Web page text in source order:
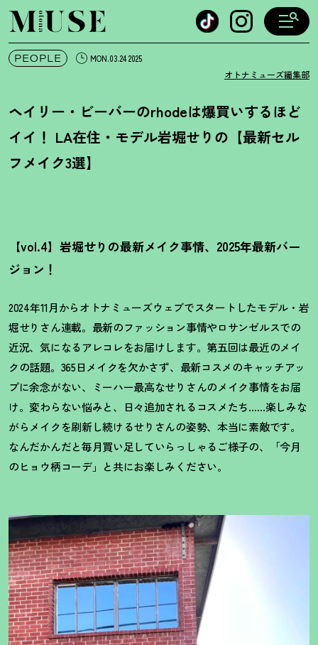
オトナミューズ ウェブ
PEOPLE MON.03.24 2025
オトナミューズ編集部
ヘイリー・ビーバーのrhodeは爆買いするほど
イイ ！ LA在住・モデル岩堀せりの【最新セル
フメイク3選】
【vol.4】岩堀せりの最新メイク事情、2025年最新バー
ジョン ！
2024年11月からオトナミューズウェブでスタートしたモデル・岩
堀せりさん連載。最新のファッション事情やロサンゼルスでの
近況、気になるアレコレをお届けします。第五回は最近のメイ
クの話題。365日メイクを欠かさず、最新コスメのキャッチアッ
プに余念がない、ミーハー最高なせりさんのメイク事情をお届
け。変わらない悩みと、日々追加されるコスメたち……楽しみな
がらメイクを刷新し続けるせりさんの姿勢、本当に素敵です。
なんだかんだと毎月買い足していらっしゃるご様子の、「今月
のヒョウ柄コーデ」と共にお楽しみください。